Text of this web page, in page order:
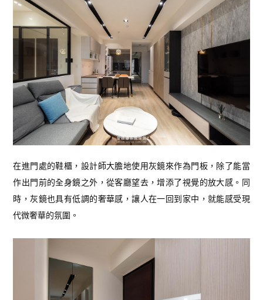
在進門處的鞋櫃，設計師大膽地使用灰鏡來作為門板，除了能當
作出門前的全身鏡之外，從客廳望去，增添了視覺的放大感。同
時，灰鏡也具有低調的奢華感，讓人在一回到家中，就能感受現
代微奢華的氛圍。